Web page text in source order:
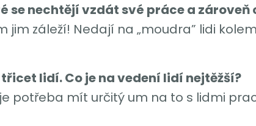
se nechtějí vzdát své práce a
jim záleží! Nedají na „moudra” lidi
lidí. Co je na vedení lidí nejtěžší?
je potřeba mít určitý um na to s lidmi